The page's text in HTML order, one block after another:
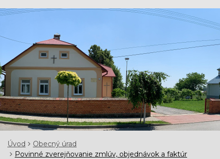
Úvod
Obecný úrad
Povinné zverejňovanie zmlúv, objednávok a faktúr